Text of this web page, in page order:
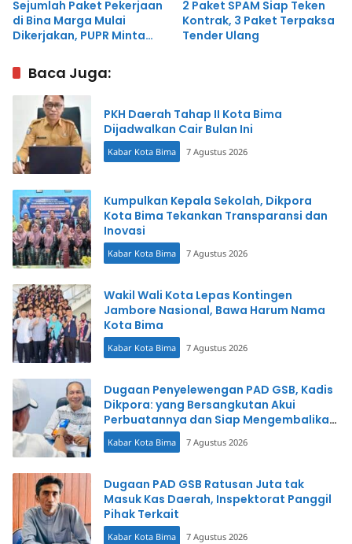
Sejumlah Paket Pekerjaan
di Bina Marga Mulai
Dikerjakan, PUPR Minta
Teknis
2 Paket SPAM Siap Teken
Kontrak, 3 Paket Terpaksa
Tender Ulang
Baca Juga:
PKH Daerah Tahap II Kota Bima
Dijadwalkan Cair Bulan Ini
Kabar Kota Bima 7 Agustus 2026
Kumpulkan Kepala Sekolah, Dikpora
Kota Bima Tekankan Transparansi dan
Inovasi
Kabar Kota Bima 7 Agustus 2026
Wakil Wali Kota Lepas Kontingen
Jambore Nasional, Bawa Harum Nama
Kota Bima
Kabar Kota Bima 7 Agustus 2026
Dugaan Penyelewengan PAD GSB, Kadis
Dikpora: yang Bersangkutan Akui
Perbuatannya dan Siap Mengembalikan
Uang
Kabar Kota Bima 7 Agustus 2026
Dugaan PAD GSB Ratusan Juta tak
Masuk Kas Daerah, Inspektorat Panggil
Pihak Terkait
Kabar Kota Bima 7 Agustus 2026